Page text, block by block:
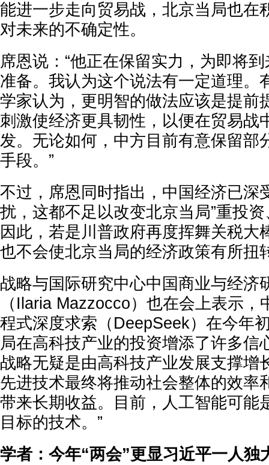
能进一步走向贸易战，北京当局也在
对未来的不确定性。
席恩说：“他正在保留实力，为即将
准备。我认为这个说法有一定道理。
学家认为，更明智的做法应该是提前
刺激使经济更具韧性，以便在贸易战
发。无论如何，中方目前有意保留部
手段。”
不过，席恩同时指出，中国经济已深
扰，这都不足以改变北京当局”重投
因此，若是川普政府再度挥舞关税大
也不会使北京当局的经济政策有所扭
战略与国际研究中心中国商业与经济
（Ilaria Mazzocco）也在会上表示，
程式深度求索（DeepSeek）在今年
局在高科技产业的投资增添了许多信
战略无疑是由高科技产业发展支撑增
先进技术最终将推动社会整体的效率
带来长期收益。目前，人工智能可能
目标的技术。”
学者：今年“两会”更显习近平一人独